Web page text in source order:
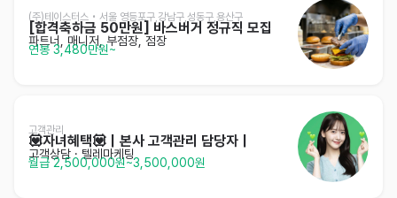
(주)테이스터스 • 서울 영등포구,강남구,성동구,용산구
[합격축하금 50만원] 바스버거 정규직 모집
파트너, 매니저, 부점장, 점장
연봉 3,480만원~
고객관리
💟자녀혜택💟｜본사 고객관리 담당자｜
고객상담 · 텔레마케팅
월급 2,500,000원~3,500,000원